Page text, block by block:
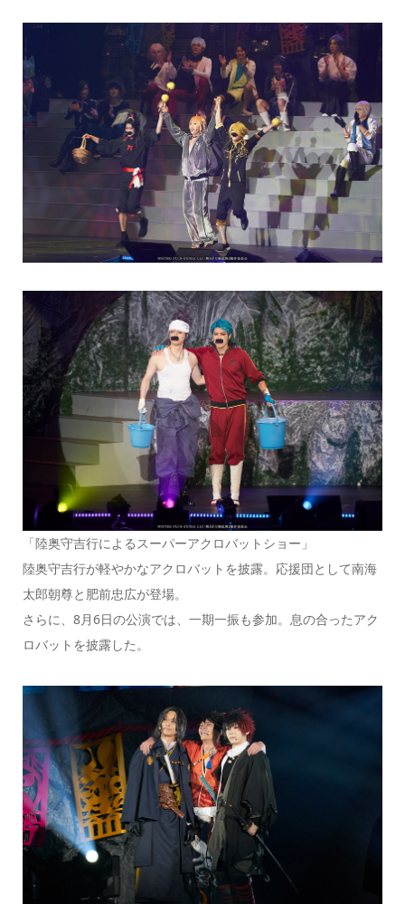
「陸奥守吉行によるスーパーアクロバットショー」
陸奥守吉行が軽やかなアクロバットを披露。応援団として南海
太郎朝尊と肥前忠広が登場。
さらに、8月6日の公演では、一期一振も参加。息の合ったアク
ロバットを披露した。